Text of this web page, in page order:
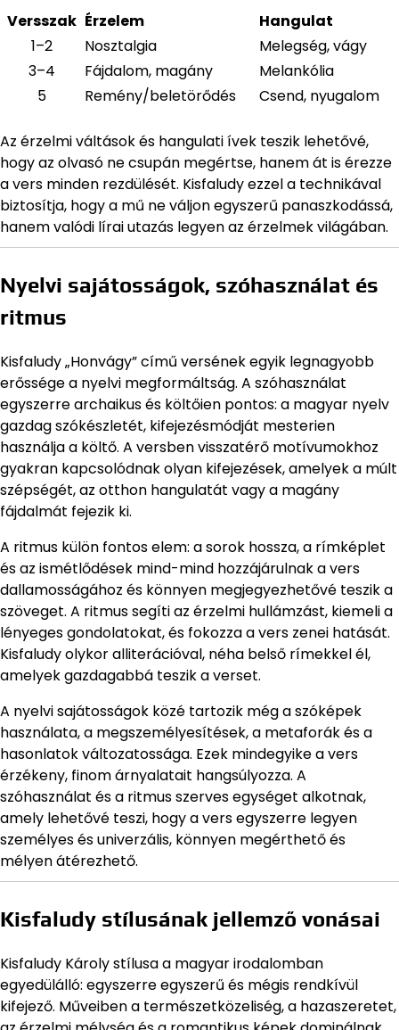
Versszak Érzelem
Hangulat
1–2
Nosztalgia
Melegség, vágy
3–4
Fájdalom, magány
Melankólia
5
Remény/beletörődés Csend, nyugalom
Az érzelmi váltások és hangulati ívek teszik lehetővé,
hogy az olvasó ne csupán megértse, hanem át is érezze
a vers minden rezdülését. Kisfaludy ezzel a technikával
biztosítja, hogy a mű ne váljon egyszerű panaszkodássá,
hanem valódi lírai utazás legyen az érzelmek világában.
Nyelvi sajátosságok, szóhasználat és
ritmus
Kisfaludy „Honvágy” című versének egyik legnagyobb
erőssége a nyelvi megformáltság. A szóhasználat
egyszerre archaikus és költőien pontos: a magyar nyelv
gazdag szókészletét, kifejezésmódját mesterien
használja a költő. A versben visszatérő motívumokhoz
gyakran kapcsolódnak olyan kifejezések, amelyek a múlt
szépségét, az otthon hangulatát vagy a magány
fájdalmát fejezik ki.
A ritmus külön fontos elem: a sorok hossza, a rímképlet
és az ismétlődések mind-mind hozzájárulnak a vers
dallamosságához és könnyen megjegyezhetővé teszik a
szöveget. A ritmus segíti az érzelmi hullámzást, kiemeli a
lényeges gondolatokat, és fokozza a vers zenei hatását.
Kisfaludy olykor alliterációval, néha belső rímekkel él,
amelyek gazdagabbá teszik a verset.
A nyelvi sajátosságok közé tartozik még a szóképek
használata, a megszemélyesítések, a metaforák és a
hasonlatok változatossága. Ezek mindegyike a vers
érzékeny, finom árnyalatait hangsúlyozza. A
szóhasználat és a ritmus szerves egységet alkotnak,
amely lehetővé teszi, hogy a vers egyszerre legyen
személyes és univerzális, könnyen megérthető és
mélyen átérezhető.
Kisfaludy stílusának jellemző vonásai
Kisfaludy Károly stílusa a magyar irodalomban
egyedülálló: egyszerre egyszerű és mégis rendkívül
kifejező. Műveiben a természetközeliség, a hazaszeretet,